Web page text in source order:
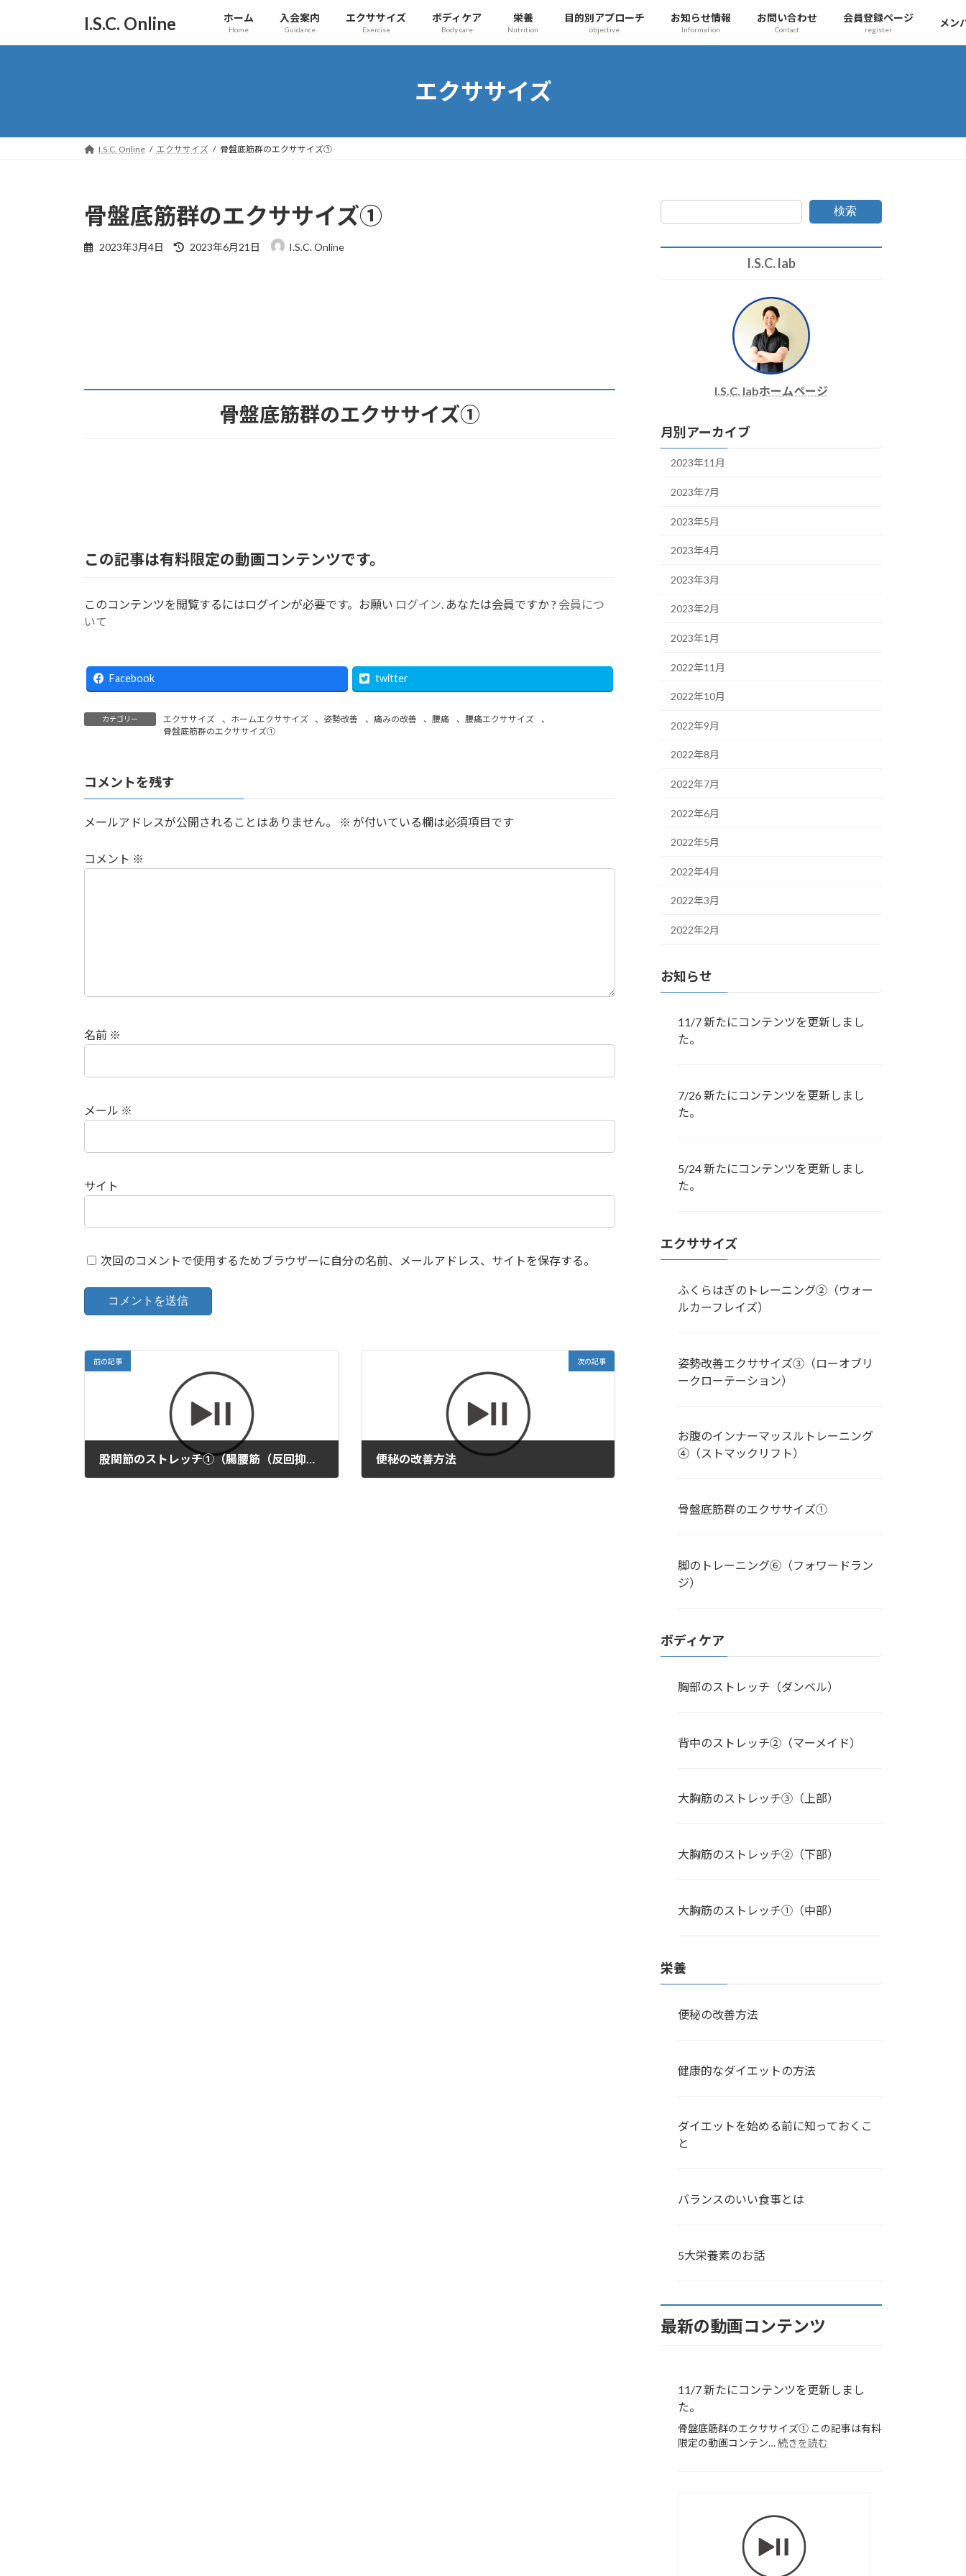
テ
ゲ
I.S.C. Online ホーム
Home
入会案内
Guidance
エクササイズ
Exercise
ボディケア
Body care
栄養
Nutrition
目的別アプローチ
objective
お知らせ情報
Information
お問い合わせ
Contact
会員登録ページ
register
メン
エクササイズ
I.S.C. Online エクササイズ 骨盤底筋群のエクササイズ➀
骨盤底筋群のエクササイズ➀
2023年3月4日
最
2023年6月21日 I.S.C. Online
骨盤底筋群のエクササイズ➀
この記事は有料限定の動画コンテンツです。
このコンテンツを閲覧するにはログインが必要です。お願い ログイン . あなたは会員ですか ? 会員につ
いて
Facebook twitter
カテゴリー エクササイズ 、 ホームエクササイズ 、 姿勢改善 、 痛みの改善 、腰痛 、 腰痛エクササイズ
、
骨盤底筋群のエクササイズ➀
コメントを残す
メールアドレスが公開されることはありません。 ※ が付いている欄は必須項目です
コメント ※
名前 ※
メール ※
サイト
次回のコメントで使用するためブラウザーに自分の名前、メールアドレス、サイトを保存する。
前の記事
股関節のストレッチ①（腸腰筋（反回抑制））
次の記事
便秘の改善方法
検索
I.S.C. lab
I.S.C. labホームページ
月別アーカイブ
2023年11月
2023年7月
2023年5月
2023年4月
2023年3月
2023年2月
2023年1月
2022年11月
2022年10月
2022年9月
2022年8月
2022年7月
2022年6月
2022年5月
2022年4月
2022年3月
2022年2月
お知らせ
11/7 新たにコンテンツを更新しまし
た。
7/26 新たにコンテンツを更新しまし
た。
5/24 新たにコンテンツを更新しまし
た。
エクササイズ
ふくらはぎのトレーニング②（ウォー
ルカーフレイズ）
姿勢改善エクササイズ③（ローオブリ
ークローテーション）
お腹のインナーマッスルトレーニング
④（ストマックリフト）
骨盤底筋群のエクササイズ➀
脚のトレーニング⑥（フォワードラン
ジ）
ボディケア
胸部のストレッチ（ダンベル）
背中のストレッチ②（マーメイド）
大胸筋のストレッチ③（上部）
大胸筋のストレッチ②（下部）
大胸筋のストレッチ①（中部）
栄養
便秘の改善方法
健康的なダイエットの方法
ダイエットを始める前に知っておくこ
と
バランスのいい食事とは
5大栄養素のお話
最新の動画コンテンツ
11/7 新たにコンテンツを更新しまし
た。
骨盤底筋群のエクササイズ➀ この記事は有料
限定の動画コンテン…続きを読む